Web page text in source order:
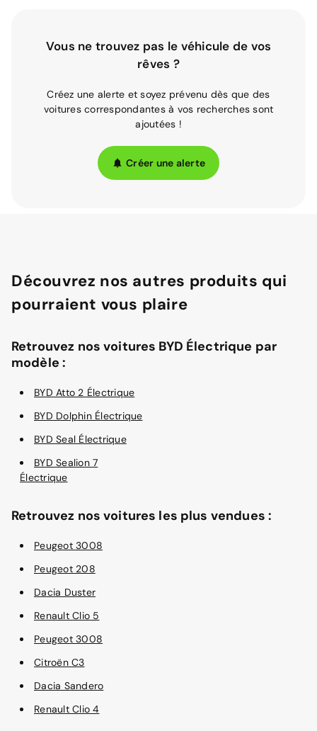
Vous ne trouvez pas le véhicule de vos
rêves ?
Créez une alerte et soyez prévenu dès que des
voitures correspondantes à vos recherches sont
ajoutées !
Créer une alerte
Découvrez nos autres produits qui
pourraient vous plaire
Retrouvez nos voitures BYD Électrique par
modèle :
BYD Atto 2 Électrique
BYD Dolphin Électrique
BYD Seal Électrique
BYD Sealion 7
Électrique
Retrouvez nos voitures les plus vendues :
Peugeot 3008
Peugeot 208
Dacia Duster
Renault Clio 5
Peugeot 3008
Citroën C3
Dacia Sandero
Renault Clio 4